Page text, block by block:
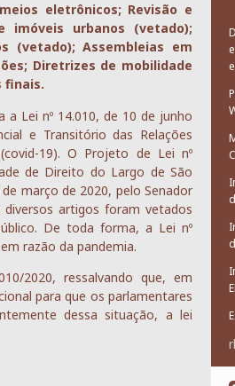
eletrônicos; Revisão e
imóveis urbanos (vetado);
(vetado); Assembleias em
Diretrizes de mobilidade
finais.
Lei nº 14.010, de 10 de junho
e Transitório das Relações
19). O Projeto de Lei nº
de Direito do Largo de São
março de 2020, pelo Senador
artigos foram vetados
De toda forma, a Lei nº
razão da pandemia.
2020, ressalvando que, em
para que os parlamentares
dessa situação, a lei